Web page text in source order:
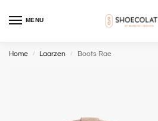
MENU
Home / Laarzen / Boots Rae